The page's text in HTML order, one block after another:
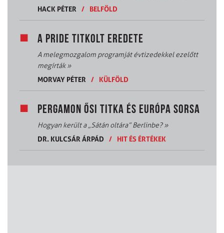
HACK PÉTER
/ BELFÖLD
A PRIDE TITKOLT EREDETE
A melegmozgalom programját évtizedekkel ezelőtt
megírták»
MORVAY PÉTER
/ KÜLFÖLD
PERGAMON ŐSI TITKA ÉS EURÓPA SORSA
Hogyan került a „Sátán oltára” Berlinbe?»
DR. KULCSÁR ÁRPÁD
/ HIT ÉS ÉRTÉKEK